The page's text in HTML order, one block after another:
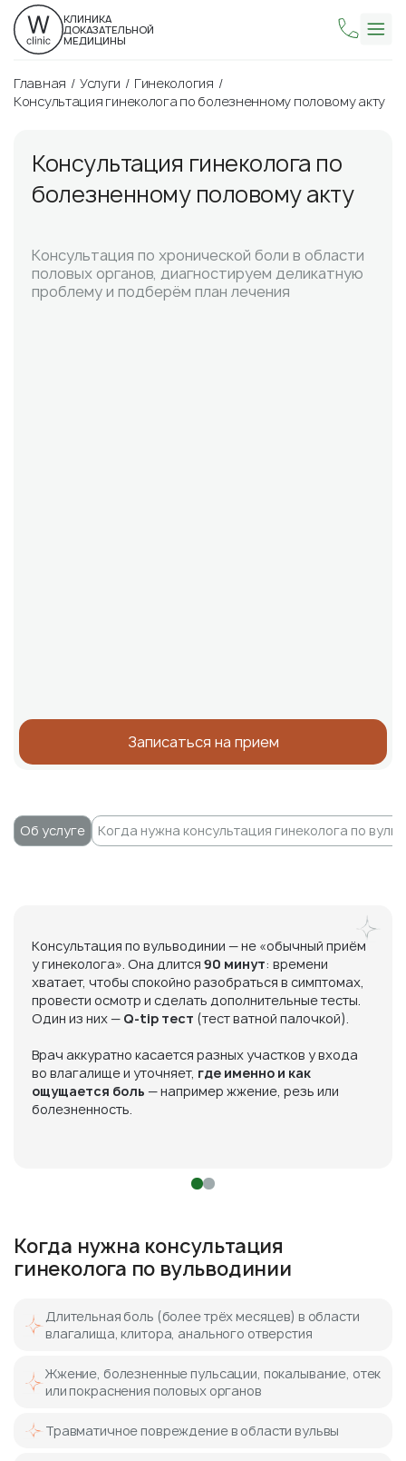
КЛИНИКА
ДОКАЗАТЕЛЬНОЙ
МЕДИЦИНЫ
Главная Услуги
Гинекология
Консультация гинеколога по болезненному половому акту
Консультация гинеколога по
болезненному половому акту
Консультация по хронической боли в области
половых органов, диагностируем деликатную
проблему и подберём план лечения
Записаться на прием
Об услуге Когда нужна консультация гинеколога по
Консультация по вульводинии — не «обычный приём
у гинеколога». Она длится 90 минут: времени
хватает, чтобы спокойно разобраться в симптомах,
провести осмотр и сделать дополнительные тесты.
Один из них — Q-tip тест (тест ватной палочкой).
Врач аккуратно касается разных участков у входа
во влагалище и уточняет, где именно и как
ощущается боль — например жжение, резь или
болезненность.
Когда нужна консультация
гинеколога по вульводинии
Длительная боль (более трёх месяцев) в области
влагалища, клитора, анального отверстия
Жжение, болезненные пульсации, покалывание, отек
или покраснения половых органов
Травматичное повреждение в области вульвы